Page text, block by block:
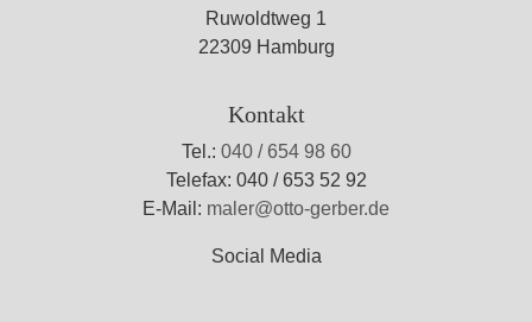
Ruwoldtweg 1
22309 Hamburg
Kontakt
Tel.: 040 / 654 98 60
Telefax: 040 / 653 52 92
E-Mail: maler@otto-gerber.de
Social Media